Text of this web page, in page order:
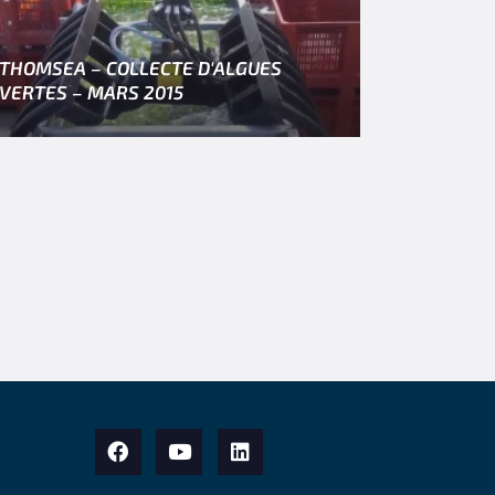
THOMSEA – COLLECTE D'ALGUES
VERTES – MARS 2015